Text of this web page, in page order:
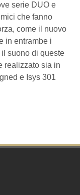
serie DUO e
che fanno
come il nuovo
in entrambe i
suono di queste
realizzato sia in
e Isys 301